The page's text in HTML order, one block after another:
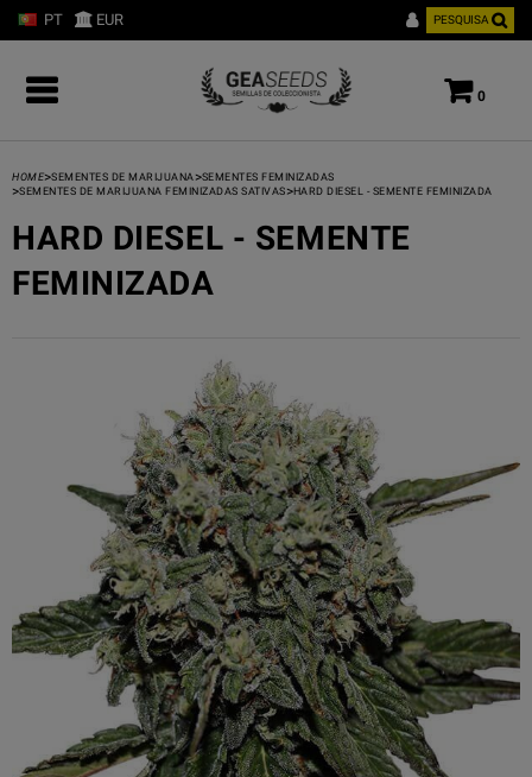
PT EUR PESQUISA
0
HOME>SEMENTES DE MARIJUANA >SEMENTES FEMINIZADAS
>SEMENTES DE MARIJUANA FEMINIZADAS SATIVAS >HARD DIESEL - SEMENTE FEMINIZADA
HARD DIESEL - SEMENTE
FEMINIZADA